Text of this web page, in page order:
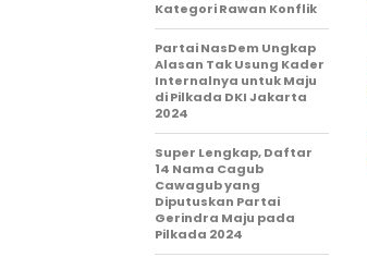
Kategori Rawan Konflik
Partai NasDem Ungkap
Alasan Tak Usung Kader
Internalnya untuk Maju
di Pilkada DKI Jakarta
2024
Super Lengkap, Daftar
14 Nama Cagub
Cawagub yang
Diputuskan Partai
Gerindra Maju pada
Pilkada 2024